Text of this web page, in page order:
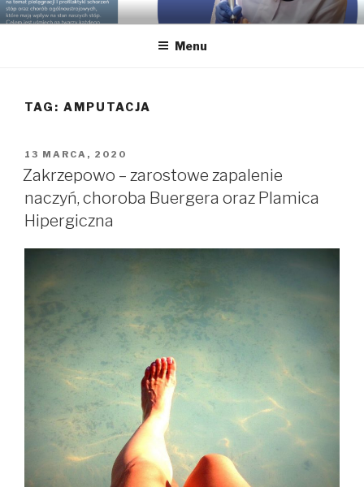
Przeskocz
do
GABINET PODOLOGICZNY
KLAUDIA KOTYŃSKA
Podolog dla Twoich stóp, Bielsko-Biała, gabinet podologiczny,
Menu
TAG: AMPUTACJA
OPUBLIKOWANE
W
13 MARCA, 2020
Zakrzepowo – zarostowe zapalenie
naczyń, choroba Buergera oraz Plamica
Hipergiczna